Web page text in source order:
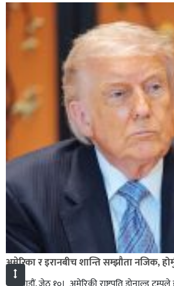
अमेरिका र इरानबीच शान्ति सम्झौता नजिक,